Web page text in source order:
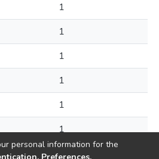
1
1
1
1
1
1
personal information for the